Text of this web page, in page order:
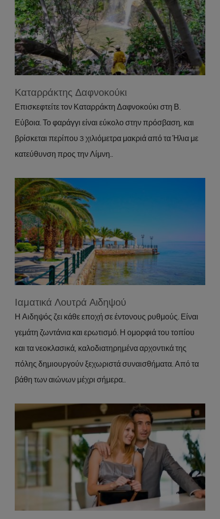
Καταρράκτης Δαφνοκούκι
Attractions
Καταρράκτης Δαφνοκούκι
Επισκεφτείτε τον Καταρράκτη Δαφνοκούκι στη Β.
Εύβοια. Το φαράγγι είναι εύκολο στην πρόσβαση, και
βρίσκεται περίπου 3 χιλιόμετρα μακριά από τα Ήλια με
κατεύθυνση προς την Λίμνη..
Ιαματικά Λουτρά Αιδηψού
Activities Location
Ιαματικά Λουτρά Αιδηψού
Η Αιδηψός ζει κάθε εποχή σε έντονους ρυθμούς. Είναι
γεμάτη ζωντάνια και ερωτισμό. Η ομορφιά του τοπίου
και τα νεοκλασικά, καλοδιατηρημένα αρχοντικά της
πόλης δημιουργούν ξεχωριστά συναισθήματα. Από τα
βάθη των αιώνων μέχρι σήμερα..
Επικοινωνία
About